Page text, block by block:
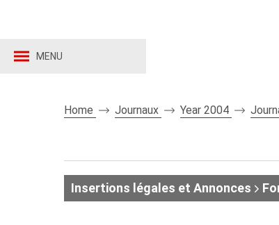
MENU
Home Journaux Year 2004
Insertions légales et Annonces